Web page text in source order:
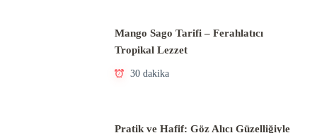
Mango Sago Tarifi – Ferahlatıcı
Tropikal Lezzet
30 dakika
Pratik ve Hafif: Göz Alıcı Güzelliğiyle